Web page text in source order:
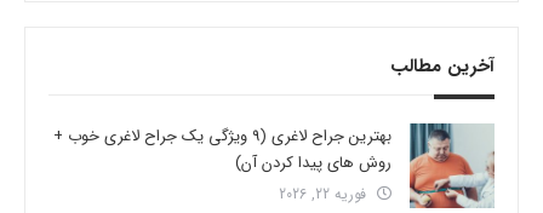
آخرین مطالب
بهترین جراح لاغری (9 ویژگی یک جراح لاغری خوب +
روش های پیدا کردن آن)
فوریه 22, 2026